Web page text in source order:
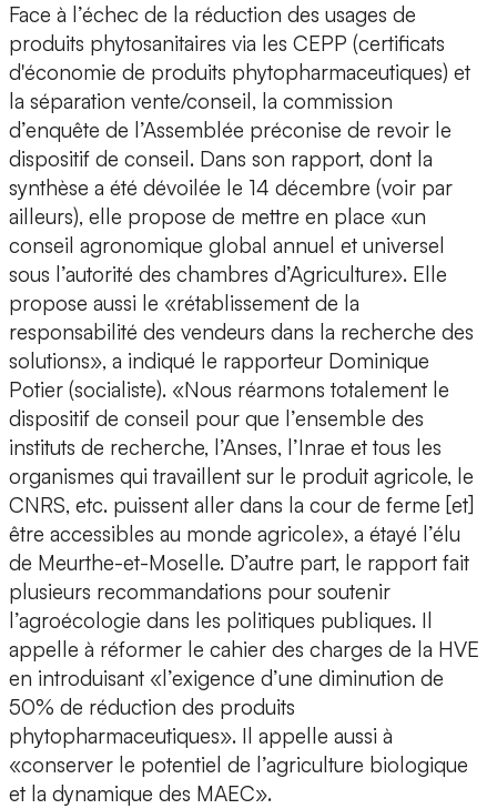
Face à l’échec de la réduction des usages de
produits phytosanitaires via les CEPP (certificats
d'économie de produits phytopharmaceutiques) et
la séparation vente/conseil, la commission
d’enquête de l’Assemblée préconise de revoir le
dispositif de conseil. Dans son rapport, dont la
synthèse a été dévoilée le 14 décembre (voir par
ailleurs), elle propose de mettre en place «un
conseil agronomique global annuel et universel
sous l’autorité des chambres d’Agriculture». Elle
propose aussi le «rétablissement de la
responsabilité des vendeurs dans la recherche des
solutions», a indiqué le rapporteur Dominique
Potier (socialiste). «Nous réarmons totalement le
dispositif de conseil pour que l’ensemble des
instituts de recherche, l’Anses, l’Inrae et tous les
organismes qui travaillent sur le produit agricole, le
CNRS, etc. puissent aller dans la cour de ferme [et]
être accessibles au monde agricole», a étayé l’élu
de Meurthe-et-Moselle. D’autre part, le rapport fait
plusieurs recommandations pour soutenir
l’agroécologie dans les politiques publiques. Il
appelle à réformer le cahier des charges de la HVE
en introduisant «l’exigence d’une diminution de
50% de réduction des produits
phytopharmaceutiques». Il appelle aussi à
«conserver le potentiel de l’agriculture biologique
et la dynamique des MAEC».